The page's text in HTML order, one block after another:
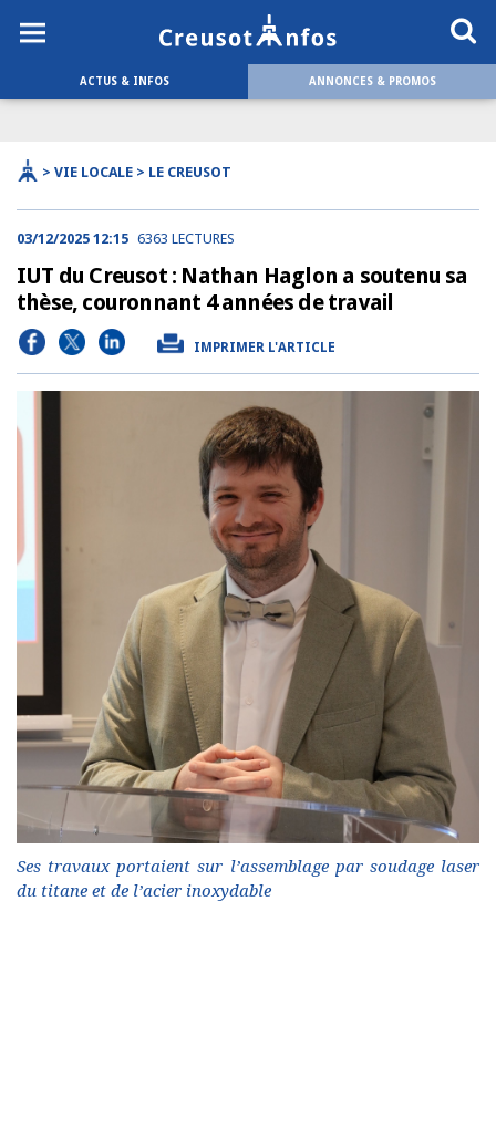
ACTUS & INFOS ANNONCES & PROMOS
> VIE LOCALE > LE CREUSOT
03/12/2025 12:15 6363 LECTURES
IUT du Creusot : Nathan Haglon a soutenu sa
thèse, couronnant 4 années de travail
IMPRIMER L'ARTICLE
Ses travaux portaient sur l’assemblage par soudage laser
du titane et de l’acier inoxydable